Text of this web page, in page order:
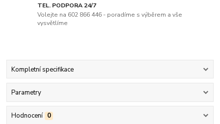
TEL. PODPORA 24/7
Volejte na 602 866 446 - poradíme s výběrem a vše
vysvětlíme
Kompletní specifikace
Parametry
Hodnocení 0